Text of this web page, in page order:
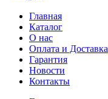
Главная
Каталог
О нас
Оплата и Доставка
Гарантия
Новости
Контакты